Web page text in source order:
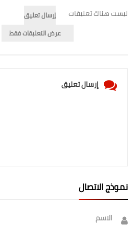
العامة
ليست هناك تعليقات
إرسال تعليق
عرض التعليقات فقط
إرسال تعليق
نموذج الاتصال
الاسم